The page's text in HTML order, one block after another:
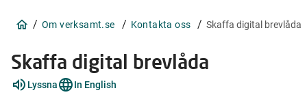
/ Om verksamt.se / Kontakta oss / Skaffa digital brevlåda
Skaffa digital brevlåda
Förklara
ord Lyssna In English